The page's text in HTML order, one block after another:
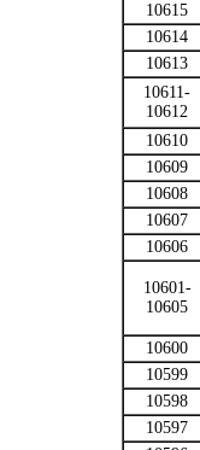
10615
10614
10613
10611-
10612
10610
10609
10608
10607
10606
10601-
10605
10600
10599
10598
10597